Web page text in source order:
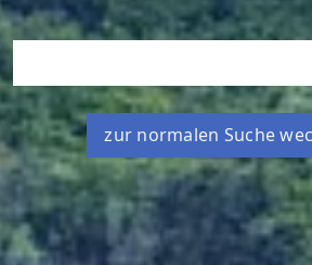
zur normalen Suche